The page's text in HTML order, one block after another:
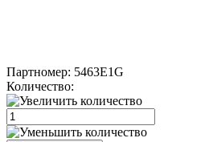
Партномер: 5463E1G
Количество: